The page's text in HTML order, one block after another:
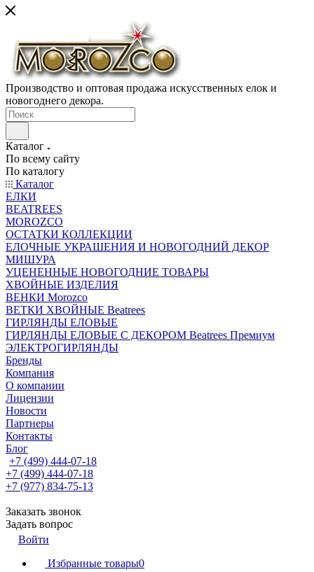
Производство и оптовая продажа искусственных елок и
новогоднего декора.
Каталог
По всему сайту
По каталогу
Каталог
ЕЛКИ
BEATREES
MOROZCO
ОСТАТКИ КОЛЛЕКЦИИ
ЕЛОЧНЫЕ УКРАШЕНИЯ И НОВОГОДНИЙ ДЕКОР
МИШУРА
УЦЕНЕННЫЕ НОВОГОДНИЕ ТОВАРЫ
ХВОЙНЫЕ ИЗДЕЛИЯ
ВЕНКИ Morozco
ВЕТКИ ХВОЙНЫЕ Beatrees
ГИРЛЯНДЫ ЕЛОВЫЕ
ГИРЛЯНДЫ ЕЛОВЫЕ С ДЕКОРОМ Beatrees Премиум
ЭЛЕКТРОГИРЛЯНДЫ
Бренды
Компания
О компании
Лицензии
Новости
Партнеры
Контакты
Блог
+7 (499) 444-07-18
+7 (499) 444-07-18
+7 (977) 834-75-13
Заказать звонок
Задать вопрос
Войти
Избранные товары0